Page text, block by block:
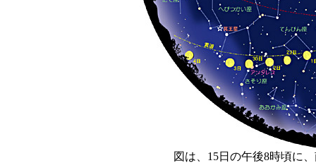
図は、15日の午後8時頃に